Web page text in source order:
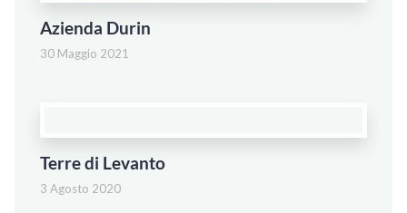
Azienda Durin
30 Maggio 2021
Terre di Levanto
3 Agosto 2020